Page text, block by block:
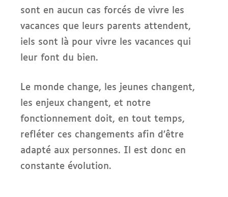
sont en aucun cas forcés de vivre les
vacances que leurs parents attendent,
iels sont là pour vivre les vacances qui
leur font du bien.
Le monde change, les jeunes changent,
les enjeux changent, et notre
fonctionnement doit, en tout temps,
refléter ces changements afin d’être
adapté aux personnes. Il est donc en
constante évolution.